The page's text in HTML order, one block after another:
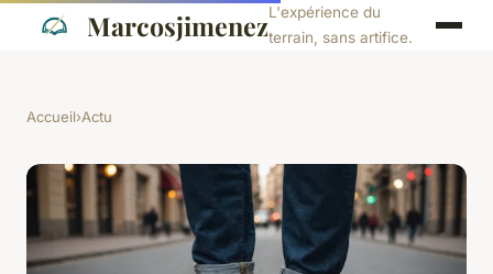
MarcosjimenezL'expérience du
terrain, sans artifice.
Accueil›Actu